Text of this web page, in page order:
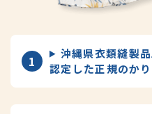
沖縄県衣類縫製
認定した正規のか